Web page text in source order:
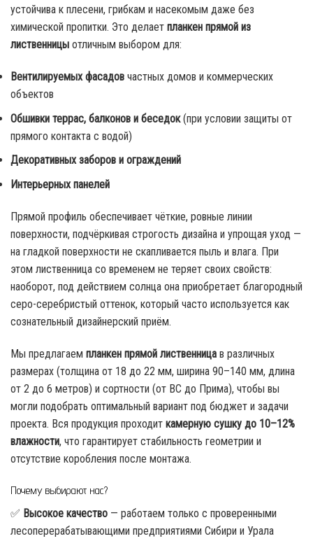
устойчива к плесени, грибкам и насекомым даже без
химической пропитки. Это делает планкен прямой из
лиственницы отличным выбором для:
Вентилируемых фасадов частных домов и коммерческих
объектов
Обшивки террас, балконов и беседок(при условии защиты от
прямого контакта с водой)
Декоративных заборов и ограждений
Интерьерных панелей
Прямой профиль обеспечивает чёткие, ровные линии
поверхности, подчёркивая строгость дизайна и упрощая уход —
на гладкой поверхности не скапливается пыль и влага. При
этом лиственница со временем не теряет своих свойств:
наоборот, под действием солнца она приобретает благородный
серо-серебристый оттенок, который часто используется как
сознательный дизайнерский приём.
Мы предлагаем планкен прямой лиственница в различных
размерах (толщина от 18 до 22 мм, ширина 90–140 мм, длина
от 2 до 6 метров) и сортности (от ВС до Прима), чтобы вы
могли подобрать оптимальный вариант под бюджет и задачи
проекта. Вся продукция проходит камерную сушку до 10–12%
влажности, что гарантирует стабильность геометрии и
отсутствие коробления после монтажа.
Почему выбирают нас?
✅ Высокое качество — работаем только с проверенными
лесоперерабатывающими предприятиями Сибири и Урала